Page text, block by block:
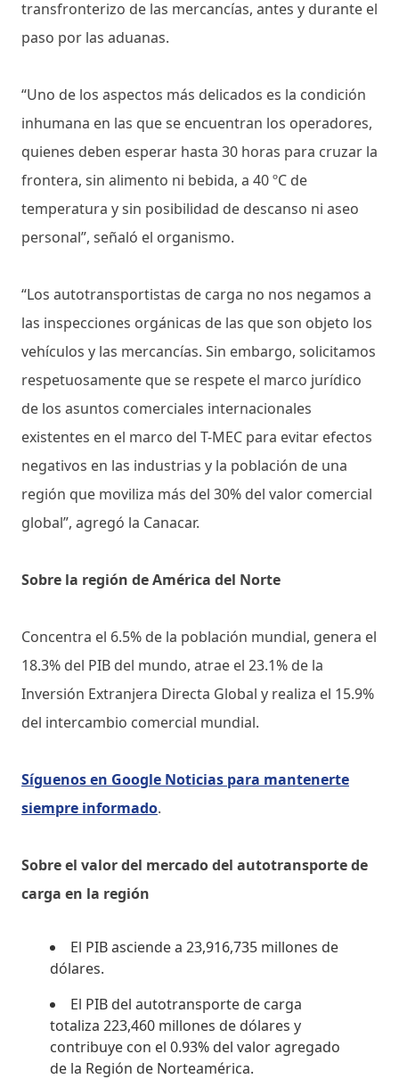
transfronterizo de las mercancías, antes y durante el
paso por las aduanas.
“Uno de los aspectos más delicados es la condición
inhumana en las que se encuentran los operadores,
quienes deben esperar hasta 30 horas para cruzar la
frontera, sin alimento ni bebida, a 40 ºC de
temperatura y sin posibilidad de descanso ni aseo
personal”, señaló el organismo.
“Los autotransportistas de carga no nos negamos a
las inspecciones orgánicas de las que son objeto los
vehículos y las mercancías. Sin embargo, solicitamos
respetuosamente que se respete el marco jurídico
de los asuntos comerciales internacionales
existentes en el marco del T-MEC para evitar efectos
negativos en las industrias y la población de una
región que moviliza más del 30% del valor comercial
global”, agregó la Canacar.
Sobre la región de América del Norte
Concentra el 6.5% de la población mundial, genera el
18.3% del PIB del mundo, atrae el 23.1% de la
Inversión Extranjera Directa Global y realiza el 15.9%
del intercambio comercial mundial.
Síguenos en Google Noticias para mantenerte
siempre informado.
Sobre el valor del mercado del autotransporte de
carga en la región
El PIB asciende a 23,916,735 millones de
dólares.
El PIB del autotransporte de carga
totaliza 223,460 millones de dólares y
contribuye con el 0.93% del valor agregado
de la Región de Norteamérica.